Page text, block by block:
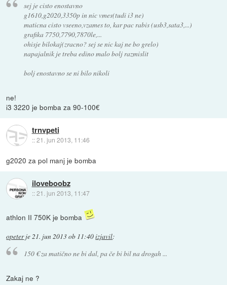
sej je cisto enostavno
g1610,g2020,3350p in nic vmes(tudi i3 ne)
maticna cisto vseeno,vzames to, kar pac rabis (usb3,sata3,...)
grafika 7750,7790,7870le,...
ohisje bilokaj(zracno? sej se nic kaj ne bo grelo)
napajalnik je treba edino malo bolj razmislit
bolj enostavno se ni bilo nikoli
ne!
i3 3220 je bomba za 90-100€
trnvpeti
::21. jun 2013, 11:46
g2020 za pol manj je bomba
iloveboobz
::21. jun 2013, 11:47
athlon II 750K je bomba
opeterje21. jun 2013 ob 11:40izjavil:
150 € za matično ne bi dal, pa če bi bil na drogah ...
Zakaj ne ?